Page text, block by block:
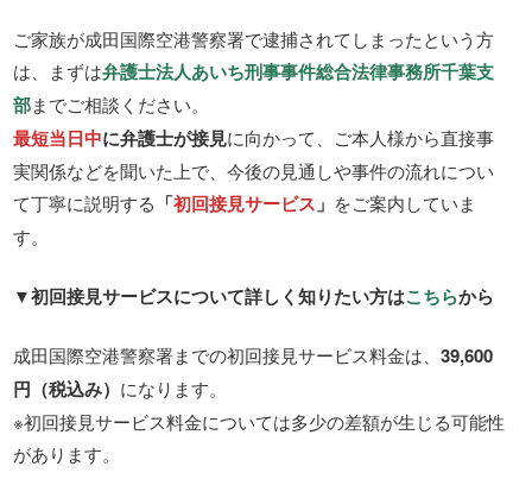
ご家族が成田国際空港警察署で逮捕されてしまったという方
は、まずは弁護士法人あいち刑事事件総合法律事務所千葉支
部までご相談ください。
最短当日中に弁護士が接見に向かって、ご本人様から直接事
実関係などを聞いた上で、今後の見通しや事件の流れについ
て丁寧に説明する 「初回接見サービス 」 をご案内していま
す。
▼初回接見サービスについて詳しく知りたい方はこちらから
成田国際空港警察署までの初回接見サービス料金は、39,600
円（税込み） になります。
※初回接見サービス料金については多少の差額が生じる可能性
があります。